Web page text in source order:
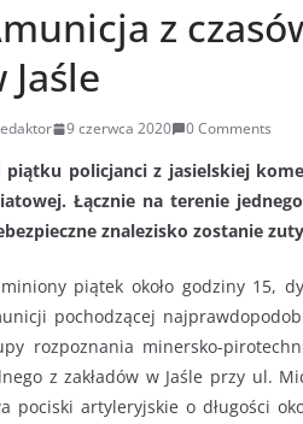
z
Jaśle
9 czerwca 2020 0 Comments
piątku policjanci z jasielskiej
Łącznie na terenie
znalezisko zostanie
piątek około godziny 15,
pochodzącej
rozpoznania minersko-
z zakładów w Jaśle przy ul.
pociski artyleryjskie o długości